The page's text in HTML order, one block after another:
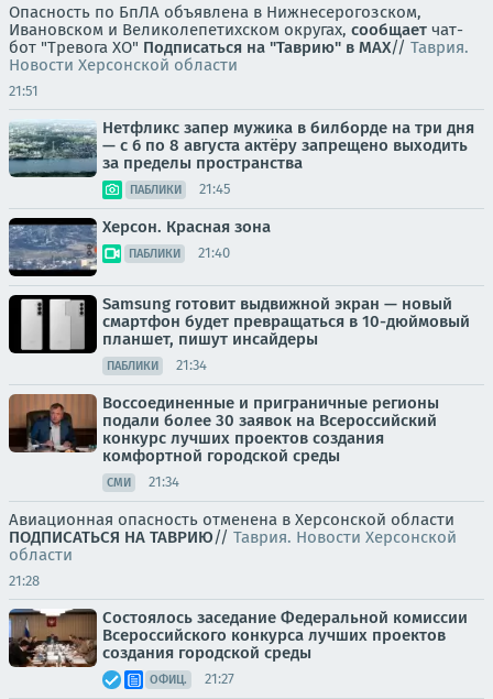
Опасность по БпЛА объявлена в Нижнесерогозском,
Ивановском и Великолепетихском округах, сообщает чат-
бот "Тревога ХО" Подписаться на "Таврию" в MAX// Таврия.
Новости Херсонской области
21:51
Нетфликс запер мужика в билборде на три дня
— с 6 по 8 августа актёру запрещено выходить
за пределы пространства
ПАБЛИКИ 21:45
Херсон. Красная зона
ПАБЛИКИ 21:40
Samsung готовит выдвижной экран — новый
смартфон будет превращаться в 10-дюймовый
планшет, пишут инсайдеры
ПАБЛИКИ 21:34
Воссоединенные и приграничные регионы
подали более 30 заявок на Всероссийский
конкурс лучших проектов создания
комфортной городской среды
СМИ 21:34
Авиационная опасность отменена в Херсонской области
ПОДПИСАТЬСЯ НА ТАВРИЮ// Таврия. Новости Херсонской
области
21:28
Состоялось заседание Федеральной комиссии
Всероссийского конкурса лучших проектов
создания городской среды
ОФИЦ. 21:27